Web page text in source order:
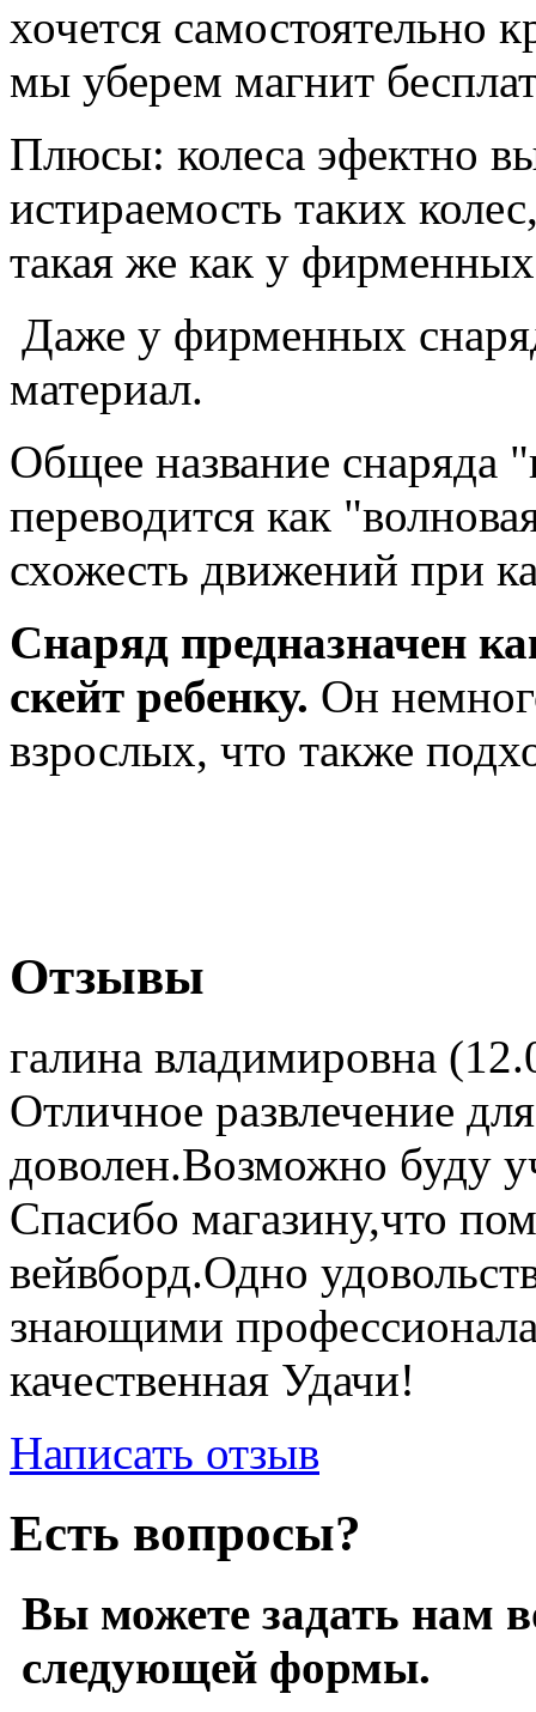
хочется самостоятельно
мы уберем магнит
Плюсы: колеса эфектно
истираемость таких
такая же как у
Даже у фирменных
материал.
Общее название снаряда
переводится как
схожесть движений при
Снаряд предназначен
скейт ребенку. Он
взрослых, что также
Отзывы
галина владимировна
Отличное развлечение
доволен.Возможно буду
Спасибо магазину,что
вейвборд.Одно
знающими
качественная Удачи!
Написать отзыв
Есть вопросы?
Вы можете задать нам
следующей формы.